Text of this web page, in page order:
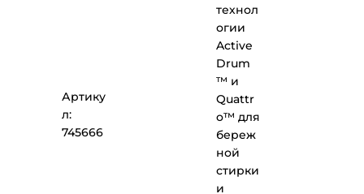
Артику
л:
745666
технол
огии
Active
Drum
™ и
Quattr
o™ для
береж
ной
стирки
и